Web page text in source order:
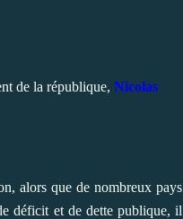
de la république, Nicolas
alors que de nombreux pays
déficit et de dette publique, il